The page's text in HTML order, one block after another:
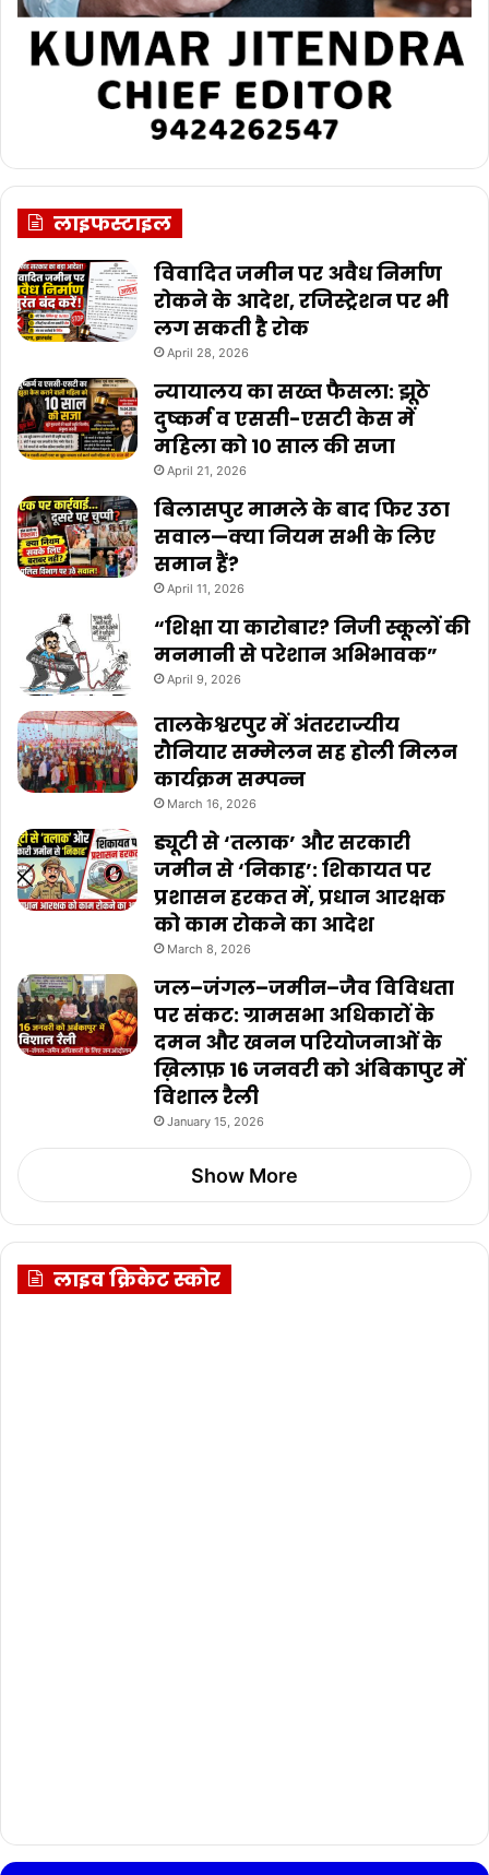
लाइफस्टाइल
विवादित जमीन पर अवैध निर्माण
रोकने के आदेश, रजिस्ट्रेशन पर भी
लग सकती है रोक
April 28, 2026
न्यायालय का सख्त फैसला: झूठे
दुष्कर्म व एससी-एसटी केस में
महिला को 10 साल की सजा
April 21, 2026
बिलासपुर मामले के बाद फिर उठा
सवाल—क्या नियम सभी के लिए
समान हैं?
April 11, 2026
“शिक्षा या कारोबार? निजी स्कूलों की
मनमानी से परेशान अभिभावक”
April 9, 2026
तालकेश्वरपुर में अंतरराज्यीय
रौनियार सम्मेलन सह होली मिलन
कार्यक्रम सम्पन्न
March 16, 2026
ड्यूटी से ‘तलाक’ और सरकारी
जमीन से ‘निकाह’: शिकायत पर
प्रशासन हरकत में, प्रधान आरक्षक
को काम रोकने का आदेश
March 8, 2026
जल–जंगल–जमीन–जैव विविधता
पर संकट: ग्रामसभा अधिकारों के
दमन और खनन परियोजनाओं के
ख़िलाफ़ 16 जनवरी को अंबिकापुर में
विशाल रैली
January 15, 2026
Show More
लाइव क्रिकेट स्कोर